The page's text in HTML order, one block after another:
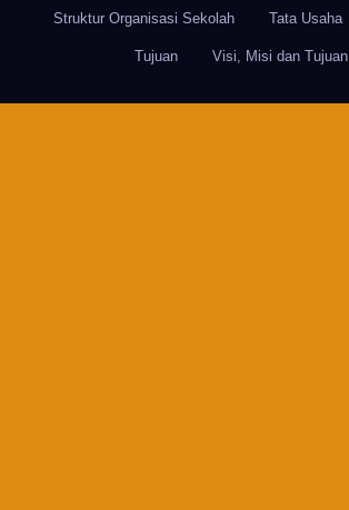
Struktur Organisasi Sekolah Tata Usaha
Tujuan Visi, Misi dan Tujuan